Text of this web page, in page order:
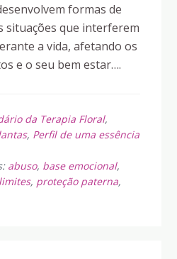
formas de
situações que interferem
a vida, afetando os
e o seu bem estar….
da Terapia Floral,
, Perfil de uma essência
abuso, base emocional,
limites, proteção paterna,